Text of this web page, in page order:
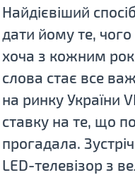
Найдієвіший
дати йому те, чого
хоча з кожним
слова стає все
на ринку України
ставку на те, що
прогадала.
LED-телевізор з